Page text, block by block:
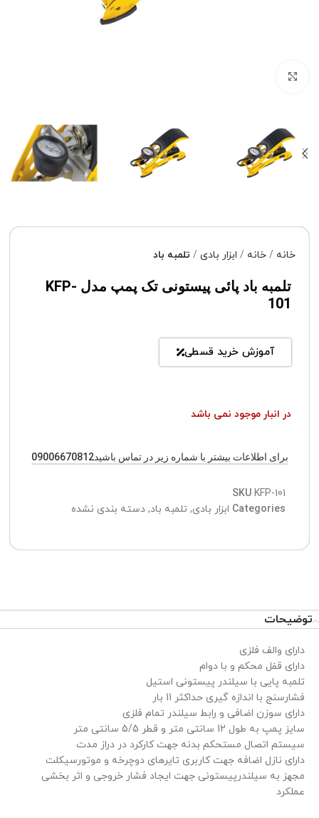
خانه خانه ابزار بادی تلمبه باد
تلمبه باد پائی پیستونی تک پمپ مدل KFP-
101
آموزش خرید قسطی
در انبار موجود نمی باشد
برای اطلاعات بیشتر با شماره زیر در تماس باشید09006670812
SKU KFP-101
Categories ابزار بادی, تلمبه باد, دسته بندی نشده
توضیحات
دارای والف فلزی
دارای قفل محکم و با دوام
تلمبه پایی با سیلندر پیستونی استیل
فشارسنج با اندازه گیری حداکثر 11 بار
دارای سوزن اضافی و رابط سیلندر تمام فلزی
سایز پمپ به طول 12 سانتی متر و قطر 5/5 سانتی متر
سیستم اتصال مستحکم بدنه جهت کارکرد در دراز مدت
دارای نازل اضافه جهت کاربری تایرهای دوچرخه و موتورسیکلت
مجهز به سیلندرپیستونی جهت ایجاد فشار خروجی و اثر بخشی
عملکرد